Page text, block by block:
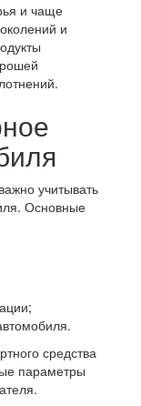
и чаще
и
учитывать
Основные
средства
параметры